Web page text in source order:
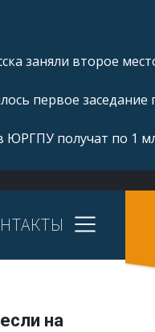
заняли второе
первое заседание
ЮРГПУ получат по 1
на